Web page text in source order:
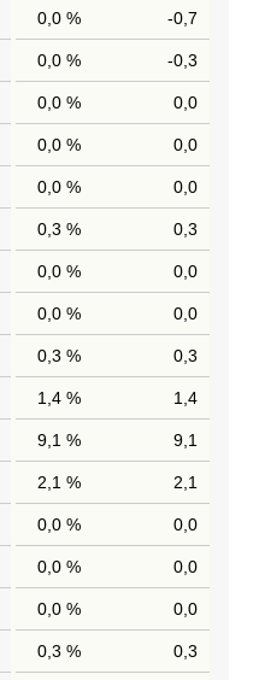
0,0 % -0,7
0,0 % -0,3
0,0 % 0,0
0,0 % 0,0
0,0 % 0,0
0,3 % 0,3
0,0 % 0,0
0,0 % 0,0
0,3 % 0,3
1,4 % 1,4
9,1 % 9,1
2,1 % 2,1
0,0 % 0,0
0,0 % 0,0
0,0 % 0,0
0,3 % 0,3